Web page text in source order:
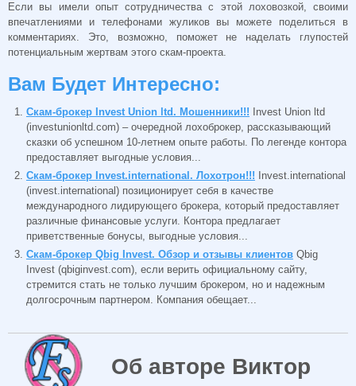
Если вы имели опыт сотрудничества с этой лоховозкой, своими
впечатлениями и телефонами жуликов вы можете поделиться в
комментариях. Это, возможно, поможет не наделать глупостей
потенциальным жертвам этого скам-проекта.
Вам Будет Интересно:
Скам-брокер Invest Union ltd. Мошенники!!!
Invest Union ltd
(investunionltd.com) – очередной лохоброкер, рассказывающий
сказки об успешном 10-летнем опыте работы. По легенде контора
предоставляет выгодные условия...
Скам-брокер Invest.international. Лохотрон!!!
Invest.international
(invest.international) позиционирует себя в качестве
международного лидирующего брокера, который предоставляет
различные финансовые услуги. Контора предлагает
приветственные бонусы, выгодные условия...
Скам-брокер Qbig Invest. Обзор и отзывы клиентов Qbig
Invest (qbiginvest.com), если верить официальному сайту,
стремится стать не только лучшим брокером, но и надежным
долгосрочным партнером. Компания обещает...
Об авторе Виктор